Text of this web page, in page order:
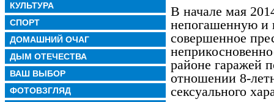
КУЛЬТУРА
СПОРТ
ДОМАШНИЙ ОЧАГ
ДЫМ ОТЕЧЕСТВА
ВАШ ВЫБОР
ФОТОВЗГЛЯД
В начале мая
непогашенную и
совершенное
районе гаражей
отношении 8-
сексуального